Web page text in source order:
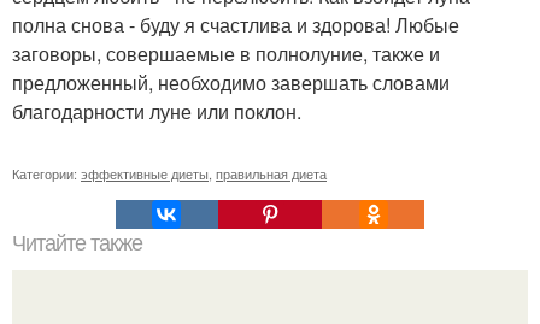
полна снова - буду я счастлива и здорова! Любые
заговоры, совершаемые в полнолуние, также и
предложенный, необходимо завершать словами
благодарности луне или поклон.
Категории: эффективные диеты правильная диета
Читайте также